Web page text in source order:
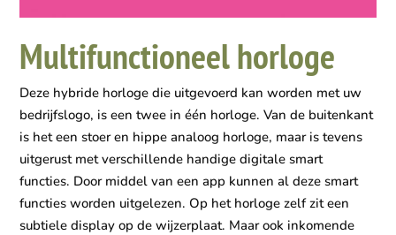
Multifunctioneel horloge
Deze hybride horloge die uitgevoerd kan worden met uw
bedrijfslogo, is een twee in één horloge. Van de buitenkant
is het een stoer en hippe analoog horloge, maar is tevens
uitgerust met verschillende handige digitale smart
functies. Door middel van een app kunnen al deze smart
functies worden uitgelezen. Op het horloge zelf zit een
subtiele display op de wijzerplaat. Maar ook inkomende